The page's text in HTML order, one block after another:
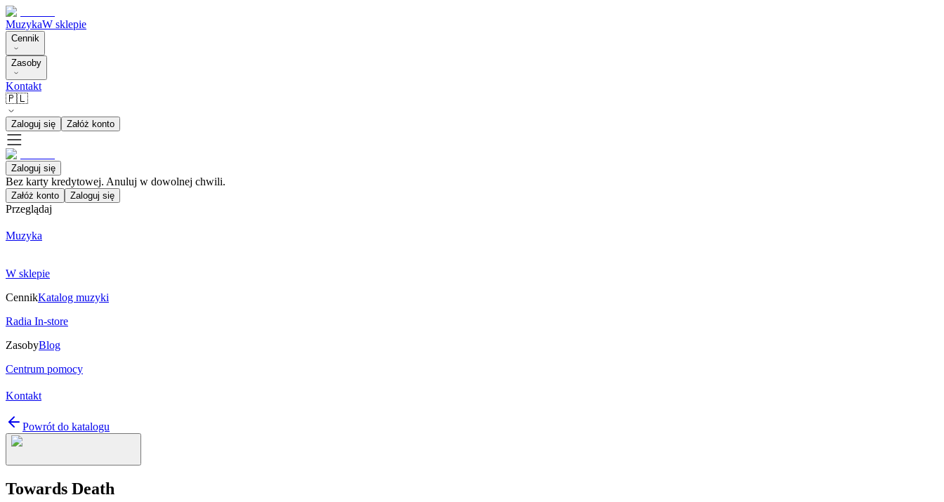
MuzykaW sklepie
Cennik
Zasoby
Kontakt
🇵🇱
Zaloguj się Załóż konto
Zaloguj się
Bez karty kredytowej. Anuluj w dowolnej chwili.
Załóż konto Zaloguj się
Przeglądaj
Muzyka
W sklepie
CennikKatalog muzyki
Radia In-store
ZasobyBlog
Centrum pomocy
Kontakt
Powrót do katalogu
Towards Death